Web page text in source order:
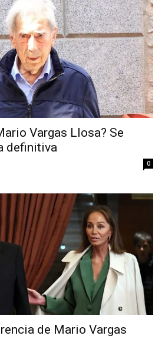
Vargas Llosa? Se
definitiva
0
de Mario Vargas